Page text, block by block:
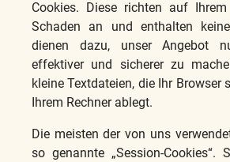
Cookies. Diese richten auf Ihrem
Schaden an und enthalten
dienen dazu, unser Angebot
effektiver und sicherer zu
kleine Textdateien, die Ihr Browser
Ihrem Rechner ablegt.
Die meisten der von uns
so genannte „Session-Cookies“.